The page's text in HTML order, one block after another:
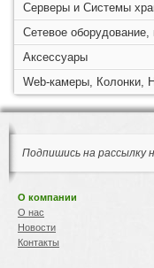
Серверы и Системы
Сетевое
Аксессуары
Web-камеры, Колонки,
Подпишись на
О компании
О нас
Новости
Контакты